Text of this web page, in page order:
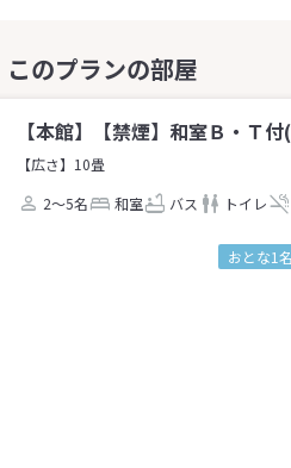
【本館】【禁煙】和室Ｂ・Ｔ
【広さ】10畳
2～5名
和室 バス トイレ
おとな1名